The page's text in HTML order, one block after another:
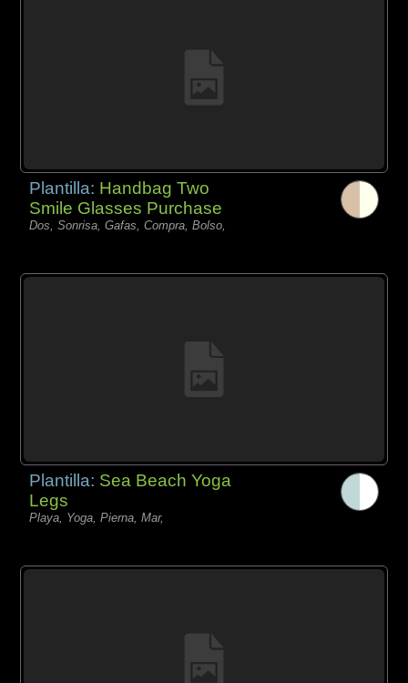
Plantilla: Handbag Two
Smile Glasses Purchase
Dos, Sonrisa, Gafas, Compra, Bolso,
Plantilla: Sea Beach Yoga
Legs
Playa, Yoga, Pierna, Mar,